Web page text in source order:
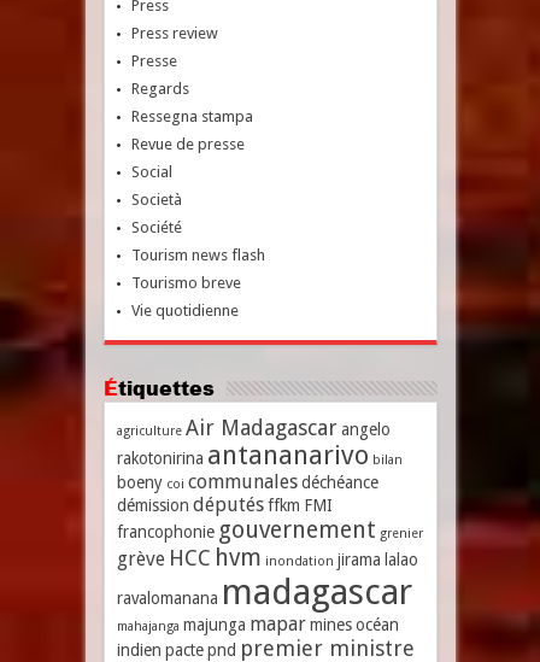
Press
Press review
Presse
Regards
Ressegna stampa
Revue de presse
Social
Società
Société
Tourism news flash
Tourismo breve
Vie quotidienne
Étiquettes
agriculture Air Madagascar angelo
rakotonirina antananarivo bilan
boeny coi communales déchéance
démission députés ffkm FMI
francophonie gouvernement grenier
grève HCC hvm inondation jirama lalao
ravalomanana madagascar
mahajanga majunga mapar mines océan
indien pacte pnd premier ministre